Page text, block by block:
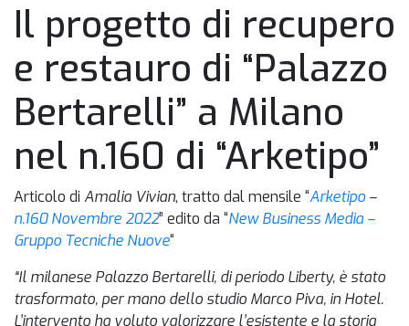
Il progetto di recupero
e restauro di “Palazzo
Bertarelli” a Milano
nel n.160 di “Arketipo”
Articolo di Amalia Vivian, tratto dal mensile “Arketipo –
n.160 Novembre 2022” edito da “New Business Media –
Gruppo Tecniche Nuove“
“Il milanese Palazzo Bertarelli, di periodo Liberty, è stato
trasformato, per mano dello studio Marco Piva, in Hotel.
L’intervento ha voluto valorizzare l’esistente e la storia